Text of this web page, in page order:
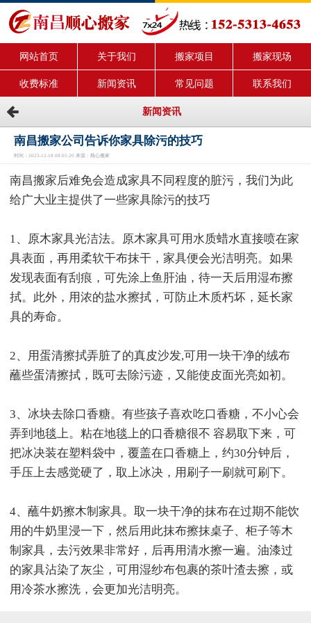
网站首页 关于我们 搬家项目 搬家现场
收费标准 新闻资讯 常见问题 联系我们
新闻资讯
南昌搬家公司告诉你家具除污的技巧
时间：2023-12-18 08:05:20 来源：顺心搬家
南昌搬家后难免会造成家具不同程度的脏污，我们为此
给广大业主提供了一些家具除污的技巧
1、原木家具光洁法。原木家具可用水质蜡水直接喷在家
具表面，再用柔软干布抹干，家具便会光洁明亮。如果
发现表面有刮痕，可先涂上鱼肝油，待一天后用湿布擦
拭。此外，用浓的盐水擦拭，可防止木质朽坏，延长家
具的寿命。
2、用蛋清擦拭弄脏了的真皮沙发,可用一块干净的绒布
蘸些蛋清擦拭，既可去除污迹，又能使皮面光亮如初。
3、冰块去除口香糖。有些孩子喜欢吃口香糖，不小心会
弄到地毯上。粘在地毯上的口香糖很不 容易取下来，可
把冰决装在塑料袋中，覆盖在口香糖上，约30分钟后，
手压上去感觉硬了，取上冰决，用刷子一刷就可刷下。
4、蘸牛奶擦木制家具。取一块干净的抹布在过期不能饮
用的牛奶里浸一下，然后用此抹布擦抹桌子、柜子等木
制家具，去污效果非常好，后再用清水擦一遍。油漆过
的家具沾染了灰尘，可用湿纱布包裹的茶叶渣去擦，或
用冷茶水擦洗，会更加光洁明亮。